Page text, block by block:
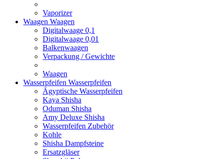
Vaporizer
Waagen Waagen
Digitalwaage 0,1
Digitalwaage 0,01
Balkenwaagen
Verpackung / Gewichte
Waagen
Wasserpfeifen Wasserpfeifen
Ägyptische Wasserpfeifen
Kaya Shisha
Oduman Shisha
Amy Deluxe Shisha
Wasserpfeifen Zubehör
Kohle
Shisha Dampfsteine
Ersatzgläser